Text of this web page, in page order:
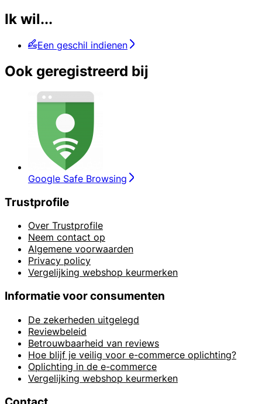
Ik wil...
Een geschil indienen
Ook geregistreerd bij
Google Safe Browsing
Trustprofile
Over Trustprofile
Neem contact op
Algemene voorwaarden
Privacy policy
Vergelijking webshop keurmerken
Informatie voor consumenten
De zekerheden uitgelegd
Reviewbeleid
Betrouwbaarheid van reviews
Hoe blijf je veilig voor e-commerce oplichting?
Oplichting in de e-commerce
Vergelijking webshop keurmerken